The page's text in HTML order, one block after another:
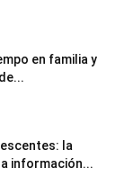
en familia y
la
información...